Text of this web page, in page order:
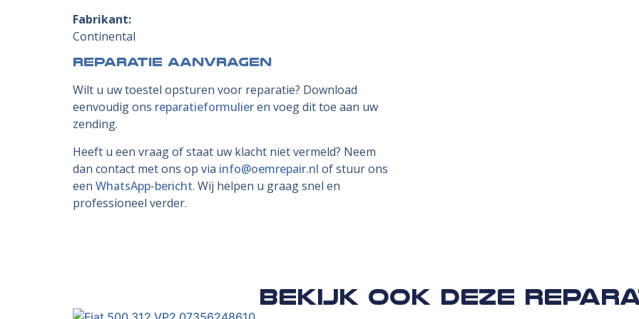
Fabrikant:
Continental
Reparatie aanvragen
Wilt u uw toestel opsturen voor reparatie? Download
eenvoudig ons reparatieformulieren voeg dit toe aan uw
zending.
Heeft u een vraag of staat uw klacht niet vermeld? Neem
dan contact met ons op via info@oemrepair.nl of stuur ons
een WhatsApp-bericht. Wij helpen u graag snel en
professioneel verder.
Bekijk ook deze